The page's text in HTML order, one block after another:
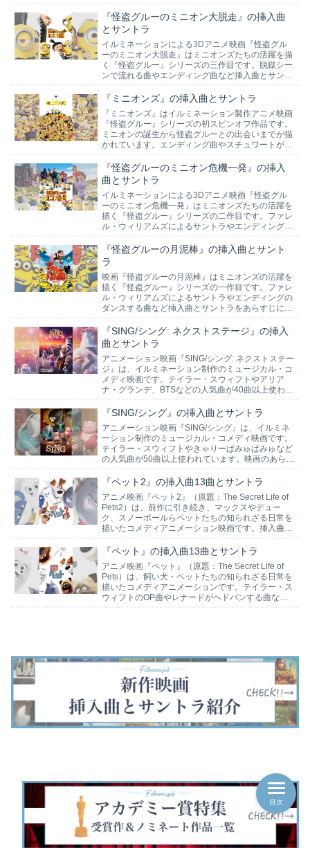
『怪盗グルーのミニオン大脱走』の挿入曲
とサントラ
イルミネーションによる3Dアニメ映画『怪盗グル
ーのミニオン大脱走』はミニオンズたちの活躍を描
く『怪盗グルー』シリーズの三作目です。脱獄シー
ンで流れる曲やエンディング曲など挿入曲とサント
『ミニオンズ』の挿入曲とサントラ
『ミニオンズ』はイルミネーション製作アニメ映画
『怪盗グルー』シリーズの初スピンオフ作品です。
ミニオンの誕生から怪盗グルーとの出会いまでが描
かれています。エンディング曲やスチュワートがギ
します。
『怪盗グルーのミニオン危機一発』の挿入
曲とサントラ
イルミネーションによる3Dアニメ映画『怪盗グル
ーのミニオン危機一発』はミニオンズたちの活躍を
描く『怪盗グルー』シリーズの二作目です。ファレ
ル・ウィリアムズによるサントラやエンディング曲
す。
『怪盗グルーの月泥棒』の挿入曲とサント
ラ
映画『怪盗グルーの月泥棒』はミニオンズの活躍を
描く『怪盗グルー』シリーズの一作目です。ファレ
ル・ウィリアムズによるサントラやエンディングの
ダンスする曲など挿入曲とサントラをあらすじに沿
『SING/シング: ネクストステージ』の挿入
曲とサントラ
アニメーション映画『SING/シング: ネクストステー
ジ』は、イルミネーション制作のミュージカル・コ
メディ映画です。テイラー・スウィフトやアリア
ナ・グランデ、BTSなどの人気曲が40曲以上使われ
ます。
『SING/シング』の挿入曲とサントラ
アニメーション映画『SING/シング』は、イルミネ
ーション制作のミュージカル・コメディ映画です。
テイラー・スウィフトやきゃりーぱみゅぱみゅなど
の人気曲が50曲以上使われています。映画のあらす
『ペット2』の挿入曲13曲とサントラ
アニメ映画『ペット2』（原題：The Secret Life of
Pets2）は、前作に引き続き、マックスやデュー
ク、スノーボールらペットたちの知られざる日常を
描いたコメディアニメーション映画です。挿入曲と
『ペット』の挿入曲13曲とサントラ
アニメ映画『ペット』（原題：The Secret Life of
Pets）は、飼い犬・ペットたちの知られざる日常を
描いたコメディアニメーションです。テイラー・ス
ウィフトのOP曲やレナードがヘドバンする曲など
目次